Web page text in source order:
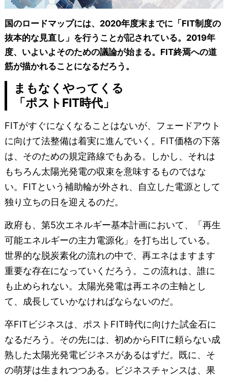
国のロードマップには、2020年度末までに「FIT制度の
抜本的な見直し」を行うことが記されている。2019年
度、いよいよそのための議論が始まる。FIT終焉への道
筋が描かれることになるだろう。
まもなくやってくる
「ポストFIT時代」
FITがすぐになくなることはないが、フェードアウト
に向けて法整備は着実に進んでいく。FIT価格の下落
は、そのための規定路線でもある。しかし、それは
もちろん太陽光発電の収束を意味するものではな
い。FITという補助輪が外され、自立した電源として
独り立ちの日を迎えるのだ。
政府も、第5次エネルギー基本計画において、「再生
可能エネルギーの主力電源化」を打ち出している。
世界的な脱炭素化の流れの中で、再エネはますます
重要な存在になっていくだろう。この流れは、誰に
も止められない。太陽光発電は再エネの主軸とし
て、成長していかなければならないのだ。
卒FITビジネスは、ポストFIT時代に向けた試金石に
なるだろう。その先には、初めからFITに頼らない成
熟した太陽光発電ビジネスがあるはずだ。既に、そ
の萌芽は生まれつつある。ビジネスチャンスは、果